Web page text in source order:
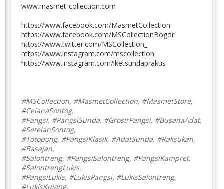
www.masmet-collection.com
https://www.facebook.com/MasmetCollection
https://www.facebook.com/MSCollectionBogor
https://www.twitter.com/MSCollection_
https://www.instagram.com/mscollection_
https://www.instagram.com/iketsundapraktis
#MSCollection, #MasmetCollection, #MasmetStore,
#CelanaSontog,
#Pangsi, #PangsiSunda, #GrosirPangsi, #BusanaAdat,
#SetelanSontog,
#Totopong, #PangsiKlasik, #AdatSunda, #Raksukan,
#Basajan,
#Salontreng, #PangsiSalontreng, #PangsiKampret,
#SalontrengLukis,
#PangsiLukis, #LukisPangsi, #LukisSalontreng,
#LukisKujang,